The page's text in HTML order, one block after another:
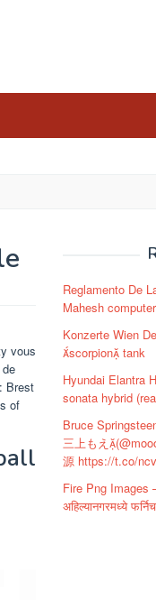
vous
Brest
of
Reglamento De
Mahesh
Konzerte Wien
scorpion tank
Hyundai Elantra
sonata hybrid
Bruce
三上もえ
源 https://t.co/
Fire Png Images
अहिल्यानगरमध्ये